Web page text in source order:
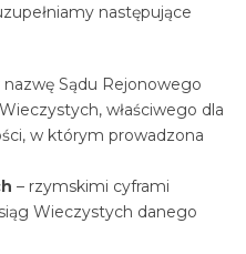
następujące
Sądu Rejonowego
właściwego dla
w którym prowadzona
– rzymskimi cyframi
Wieczystych danego